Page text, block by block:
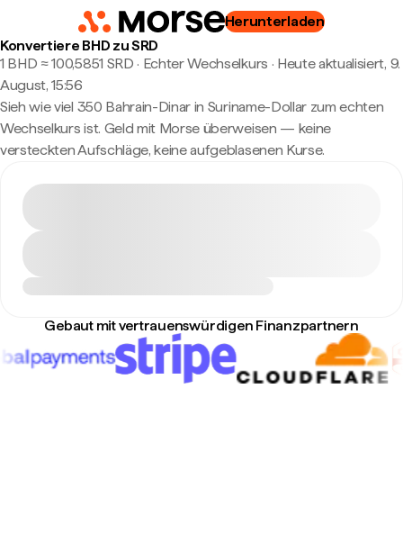
Herunterladen
Konvertiere BHD zu SRD
1 BHD ≈ 100,5851 SRD · Echter Wechselkurs · Heute aktualisiert, 9.
August, 15:56
Sieh wie viel 350 Bahrain-Dinar in Suriname-Dollar zum echten
Wechselkurs ist. Geld mit Morse überweisen — keine
versteckten Aufschläge, keine aufgeblasenen Kurse.
Gebaut mit vertrauenswürdigen Finanzpartnern